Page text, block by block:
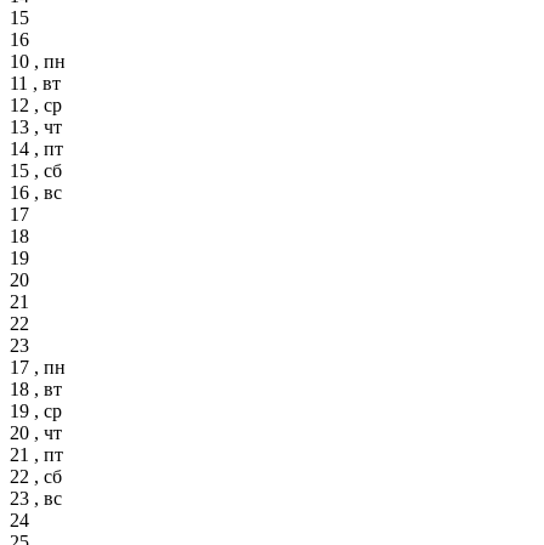
15
16
10 , пн
11 , вт
12 , ср
13 , чт
14 , пт
15 , сб
16 , вс
17
18
19
20
21
22
23
17 , пн
18 , вт
19 , ср
20 , чт
21 , пт
22 , сб
23 , вс
24